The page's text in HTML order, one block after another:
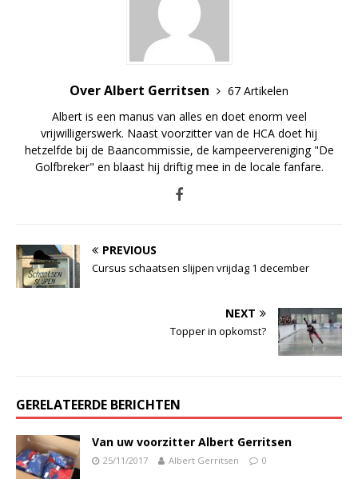
Over Albert Gerritsen
67 Artikelen
Albert is een manus van alles en doet enorm veel
vrijwilligerswerk. Naast voorzitter van de HCA doet hij
hetzelfde bij de Baancommissie, de kampeervereniging "De
Golfbreker" en blaast hij driftig mee in de locale fanfare.
PREVIOUS
Cursus schaatsen slijpen vrijdag 1 december
NEXT
Topper in opkomst?
GERELATEERDE BERICHTEN
Van uw voorzitter Albert Gerritsen
25/11/2017 Albert Gerritsen 0